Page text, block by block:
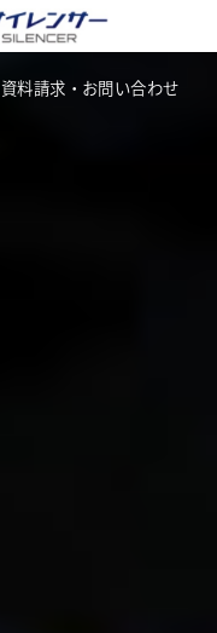
資料請求・お問い合わせ